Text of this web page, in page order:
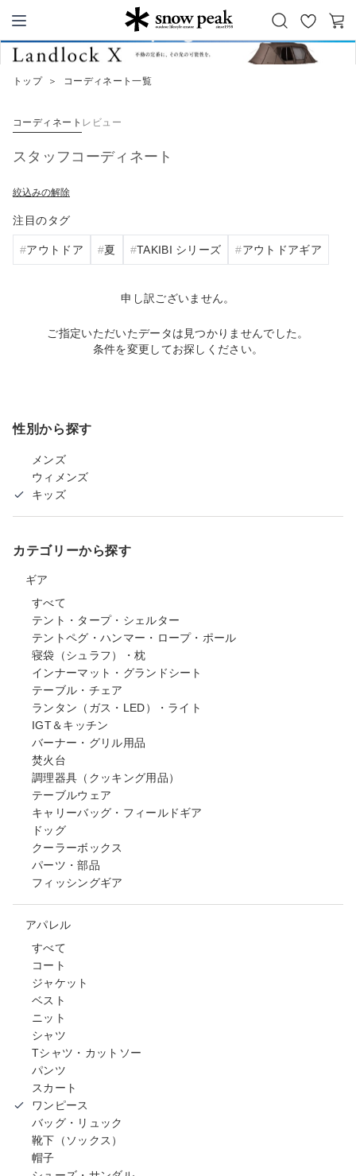
Snow Peak
お
気
カ
トップ ＞ コーディネート一覧
コーディネート レビュー
スタッフコーディネート
絞込みの解除
注目のタグ
アウトドア 夏 TAKIBI シリーズ アウトドアギア
申し訳ございません。
ご指定いただいたデータは見つかりませんでした。
条件を変更してお探しください。
性別から探す
メンズ
ウィメンズ
キッズ
カテゴリーから探す
ギア
すべて
テント・タープ・シェルター
テントペグ・ハンマー・ロープ・ポール
寝袋（シュラフ）・枕
インナーマット・グランドシート
テーブル・チェア
ランタン（ガス・LED）・ライト
IGT＆キッチン
バーナー・グリル用品
焚火台
調理器具（クッキング用品）
テーブルウェア
キャリーバッグ・フィールドギア
ドッグ
クーラーボックス
パーツ・部品
フィッシングギア
アパレル
すべて
コート
ジャケット
ベスト
ニット
シャツ
Tシャツ・カットソー
パンツ
スカート
ワンピース
バッグ・リュック
靴下（ソックス）
帽子